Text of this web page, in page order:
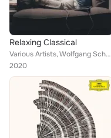
Relaxing Classical
Various Artists, Wolfgang Schulz, Alice Sara Ott, Elena Urioste, Lang Lang, Murray Perahia, Andreas Ottensamer, Martha Argerich,...
2020